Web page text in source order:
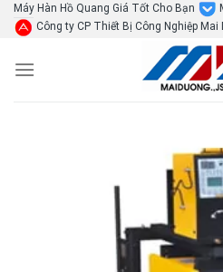
SkipMáy Hàn Hồ Quang Giá Tốt Cho Bạn
Công ty CP Thiết Bị Công Nghiệp Mai